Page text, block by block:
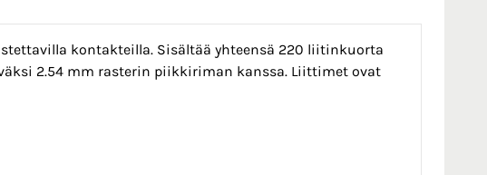
kontakteilla. Sisältää yhteensä 220 liitinkuorta
2.54 mm rasterin piikkiriman kanssa. Liittimet ovat